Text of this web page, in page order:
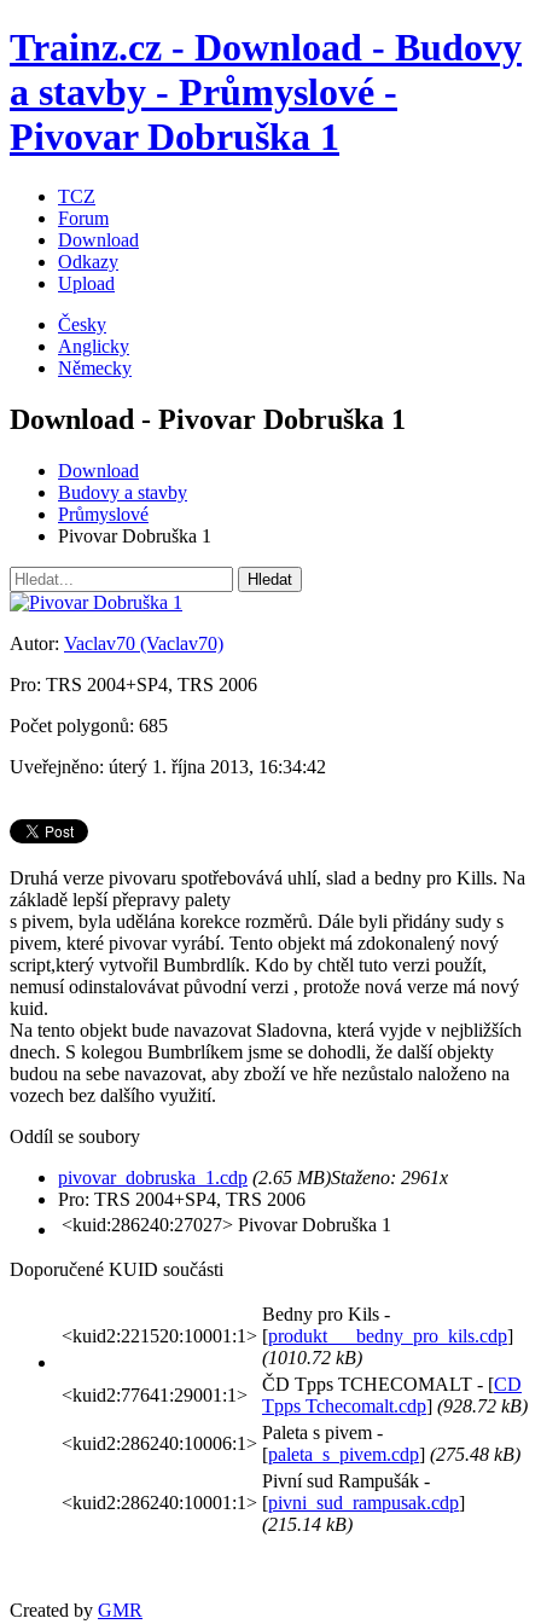
Trainz.cz - Download - Budovy
a stavby - Průmyslové -
Pivovar Dobruška 1
TCZ
Forum
Download
Odkazy
Upload
Česky
Anglicky
Německy
Download - Pivovar Dobruška 1
Download
Budovy a stavby
Průmyslové
Pivovar Dobruška 1
Autor: Vaclav70 (Vaclav70)
Pro: TRS 2004+SP4, TRS 2006
Počet polygonů: 685
Uveřejněno: úterý 1. října 2013, 16:34:42
Druhá verze pivovaru spotřebovává uhlí, slad a bedny pro Kills. Na
základě lepší přepravy palety
s pivem, byla udělána korekce rozměrů. Dále byli přidány sudy s
pivem, které pivovar vyrábí. Tento objekt má zdokonalený nový
script,který vytvořil Bumbrdlík. Kdo by chtěl tuto verzi použít,
nemusí odinstalovávat původní verzi , protože nová verze má nový
kuid.
Na tento objekt bude navazovat Sladovna, která vyjde v nejbližších
dnech. S kolegou Bumbrlíkem jsme se dohodli, že další objekty
budou na sebe navazovat, aby zboží ve hře nezůstalo naloženo na
vozech bez dalšího využití.
Oddíl se soubory
pivovar_dobruska_1.cdp (2.65 MB)Staženo: 2961x
Pro: TRS 2004+SP4, TRS 2006
<kuid:286240:27027> Pivovar Dobruška 1
Doporučené KUID součásti
<kuid2:221520:10001:1>
Bedny pro Kils -
[produkt___bedny_pro_kils.cdp]
(1010.72 kB)
<kuid2:77641:29001:1>
ČD Tpps TCHECOMALT - [CD
Tpps Tchecomalt.cdp] (928.72 kB)
<kuid2:286240:10006:1>
Paleta s pivem -
[paleta_s_pivem.cdp] (275.48 kB)
<kuid2:286240:10001:1>
Pivní sud Rampušák -
[pivni_sud_rampusak.cdp]
(215.14 kB)
Created by GMR